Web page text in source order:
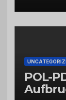
POL-